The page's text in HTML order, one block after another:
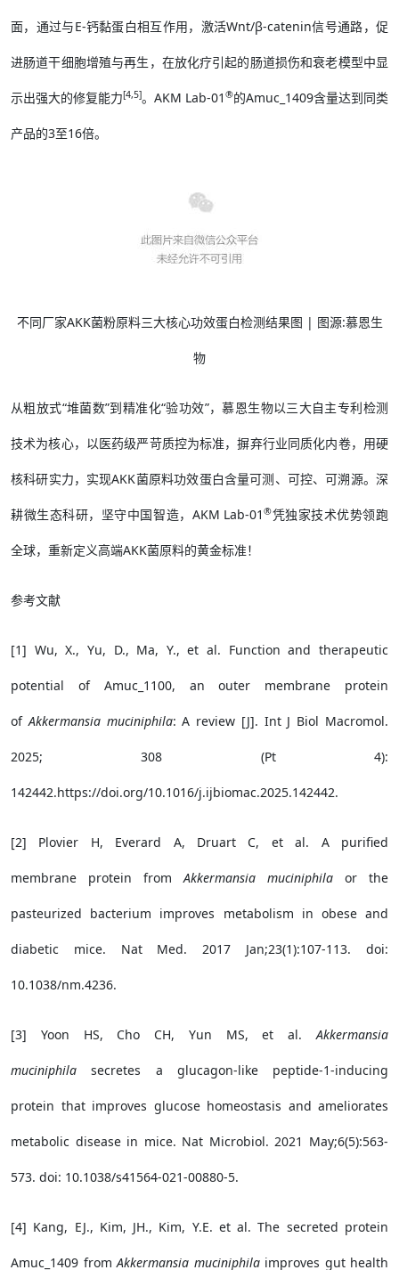
面，通过与E-钙黏蛋白相互作用，激活Wnt/β-catenin信号通路，促
进肠道干细胞增殖与再生，在放化疗引起的肠道损伤和衰老模型中显
示出强大的修复能力[4,5]。AKM Lab-01 ®的Amuc_1409含量达到同类
产品的3至16倍。
不同厂家AKK菌粉原料三大核心功效蛋白检测结果图 | 图源:慕恩生
物
从粗放式“堆菌数”到精准化“验功效”，慕恩生物以三大自主专利检测
技术为核心，以医药级严苛质控为标准，摒弃行业同质化内卷，用硬
核科研实力，实现AKK菌原料功效蛋白含量可测、可控、可溯源。深
耕微生态科研，坚守中国智造，AKM Lab-01®凭独家技术优势领跑
全球，重新定义高端AKK菌原料的黄金标准！
参考文献
[1] Wu, X., Yu, D., Ma, Y., et al. Function and therapeutic
potential of Amuc_1100, an outer membrane protein
ofAkkermansia muciniphila: A review [J]. Int J Biol Macromol.
2025; 308 (Pt 4):
142442.https://doi.org/10.1016/j.ijbiomac.2025.142442.
[2] Plovier H, Everard A, Druart C, et al. A purified
membrane protein fromAkkermansia muciniphila or the
pasteurized bacterium improves metabolism in obese and
diabetic mice. Nat Med. 2017 Jan;23(1):107-113. doi:
10.1038/nm.4236.
[3] Yoon HS, Cho CH, Yun MS, et al.Akkermansia
muciniphila secretes a glucagon-like peptide-1-inducing
protein that improves glucose homeostasis and ameliorates
metabolic disease in mice. Nat Microbiol. 2021 May;6(5):563-
573. doi: 10.1038/s41564-021-00880-5.
[4] Kang, EJ., Kim, JH., Kim, Y.E. et al. The secreted protein
Amuc_1409 fromAkkermansia muciniphilaimproves gut health